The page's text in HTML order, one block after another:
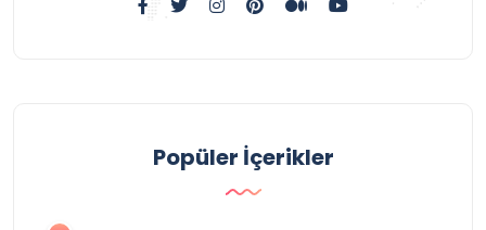
Popüler İçerikler